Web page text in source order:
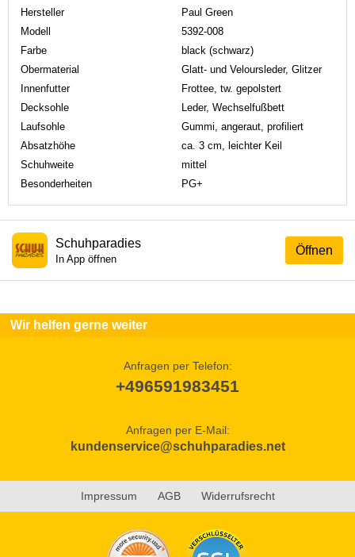
Hersteller
Paul Green
Modell
5392-008
Farbe
black (schwarz)
Obermaterial
Glatt- und Veloursleder, Glitzer
Innenfutter
Frottee, tw. gepolstert
Decksohle
Leder, Wechselfußbett
Laufsohle
Gummi, angeraut, profiliert
Absatzhöhe
ca. 3 cm, leichter Keil
Schuhweite
mittel
Besonderheiten
PG+
Öffnen
Schuhparadies
In App öffnen
Wir helfen gerne weiter
Anfragen per Telefon:
+496591983451
Anfragen per E-Mail:
kundenservice@schuhparadies.net
Impressum AGB Widerrufsrecht